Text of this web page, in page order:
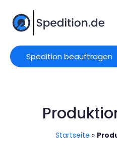
Spedition beauftragen
Startseite »